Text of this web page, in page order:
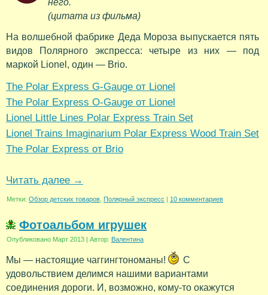
него.
(цитата из фильма)
На волшебной фабрике Деда Мороза выпускается пять
видов Полярного экcпресса: четыре из них — под
маркой Lionel, один — Brio.
The Polar Express G-Gauge от Lionel
The Polar Express O-Gauge от Lionel
Lionel Little Lines Polar Express Train Set
Lionel Trains Imaginarium Polar Express Wood Train Set
The Polar Express от Brio
Читать далее →
Метки: Обзор детских товаров Полярный экспресс | 10 комментариев
Фотоальбом игрушек
Опубликовано Март 2013 | Автор: Валентина
Мы — настоящие чаггингтономаны!
С
удовольствием делимся нашими вариантами
соединения дороги. И, возможно, кому-то окажутся